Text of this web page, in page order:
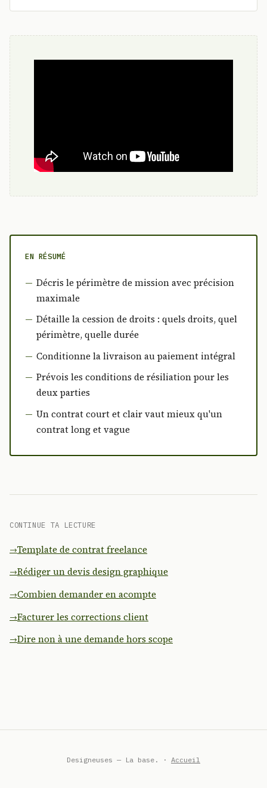
EN RÉSUMÉ
Décris le périmètre de mission avec précision
maximale
Détaille la cession de droits : quels droits, quel
périmètre, quelle durée
Conditionne la livraison au paiement intégral
Prévois les conditions de résiliation pour les
deux parties
Un contrat court et clair vaut mieux qu'un
contrat long et vague
CONTINUE TA LECTURE
Template de contrat freelance
Rédiger un devis design graphique
Combien demander en acompte
Facturer les corrections client
Dire non à une demande hors scope
Designeuses — La base. · Accueil